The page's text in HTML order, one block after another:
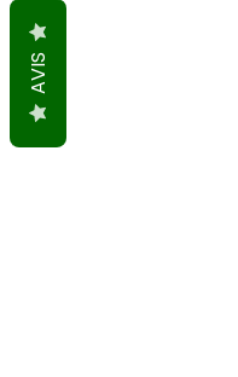
AVIS